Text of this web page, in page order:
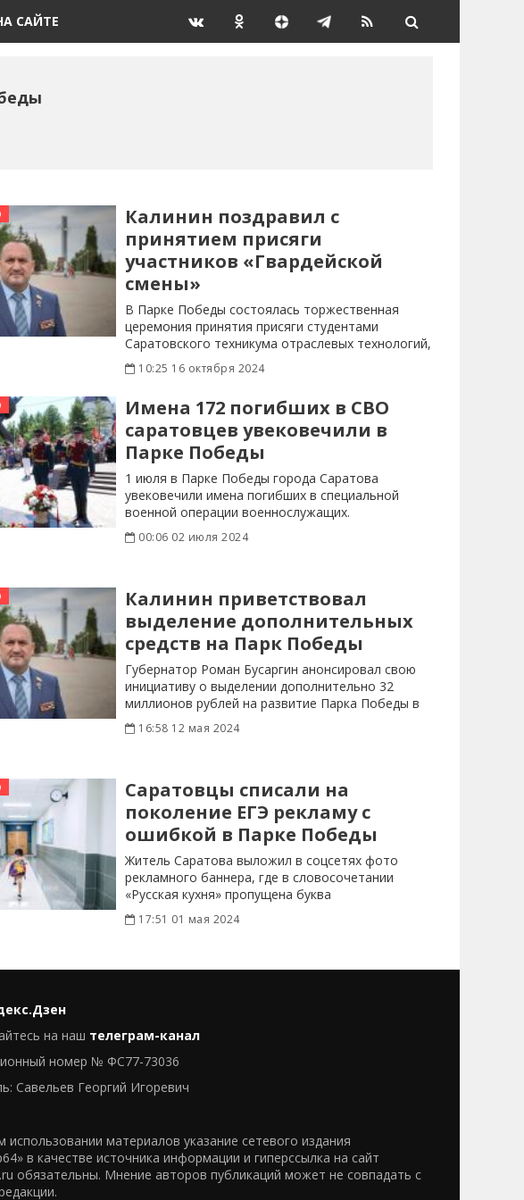
САЙТЕ
Калинин поздравил с
принятием присяги
участников «Гвардейской
смены»
В Парке Победы состоялась торжественная
церемония принятия присяги студентами
Саратовского техникума отраслевых технологий,
вступившими в
10:25 16 октября 2024
Имена 172 погибших в СВО
саратовцев увековечили в
Парке Победы
1 июля в Парке Победы города Саратова
увековечили имена погибших в специальной
военной операции военнослужащих.
Торжественное мероприятие
00:06 02 июля 2024
Калинин приветствовал
выделение дополнительных
средств на Парк Победы
Губернатор Роман Бусаргин анонсировал свою
инициативу о выделении дополнительно 32
миллионов рублей на развитие Парка Победы в
16:58 12 мая 2024
Саратовцы списали на
поколение ЕГЭ рекламу с
ошибкой в Парке Победы
Житель Саратова выложил в соцсетях фото
рекламного баннера, где в словосочетании
«Русская кухня» пропущена буква
17:51 01 мая 2024
на наш телеграм-канал
номер № ФС77-73036
Савельев Георгий Игоревич
материалов указание сетевого издания
в качестве источника информации и гиперссылка на сайт
обязательны. Мнение авторов публикаций может не совпадать с